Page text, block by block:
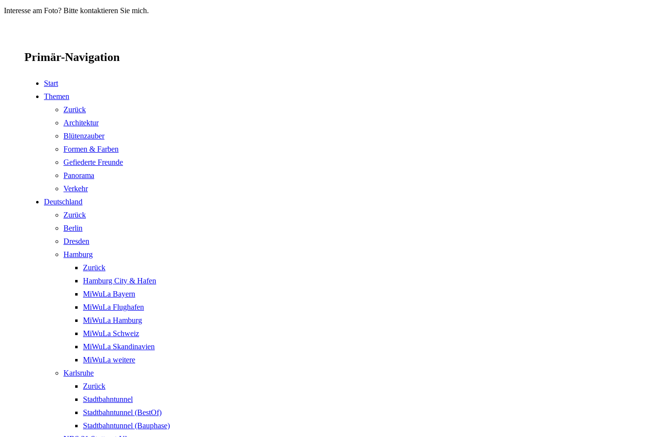
Interesse am Foto? Bitte kontaktieren Sie mich.
Primär-Navigation
Start
Themen
Zurück
Architektur
Blütenzauber
Formen & Farben
Gefiederte Freunde
Panorama
Verkehr
Deutschland
Zurück
Berlin
Dresden
Hamburg
Zurück
Hamburg City & Hafen
MiWuLa Bayern
MiWuLa Flughafen
MiWuLa Hamburg
MiWuLa Schweiz
MiWuLa Skandinavien
MiWuLa weitere
Karlsruhe
Zurück
Stadtbahntunnel
Stadtbahntunnel (BestOf)
Stadtbahntunnel (Bauphase)